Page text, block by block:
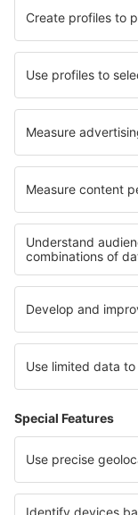
Cazare în Santa
Cele mai bune
Cazare în Alpe d'Huez
Cazare în Regiunea
Cazare în Parcul
Cazare in Addo
Cazare in Regiunea